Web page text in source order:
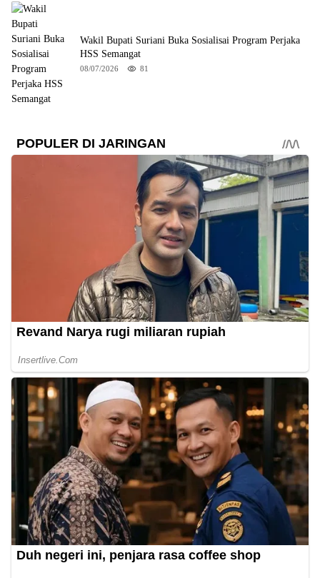
Wakil Bupati Suriani Buka Sosialisai Program Perjaka
HSS Semangat
08/07/2026 81